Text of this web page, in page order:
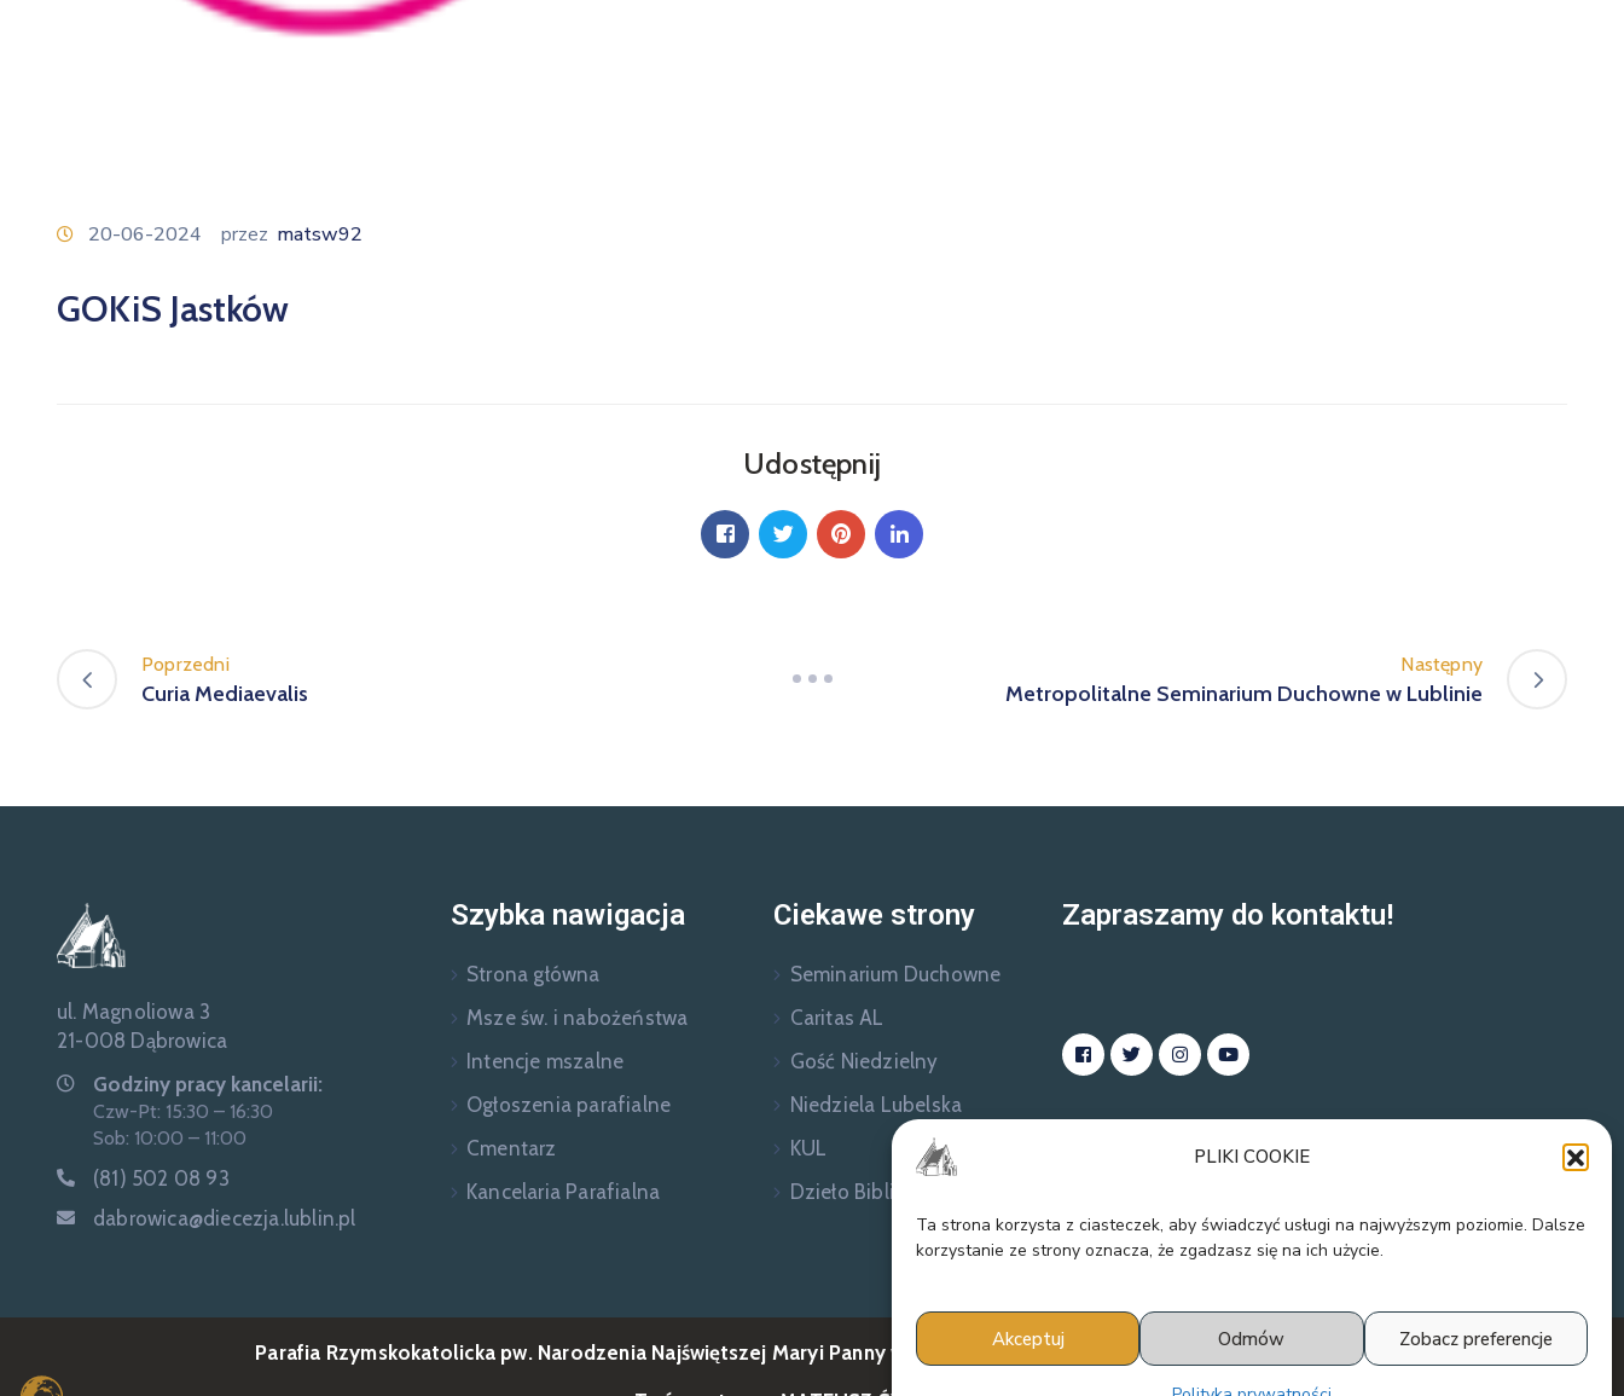
PLIKI COOKIE
Ta strona korzysta z ciasteczek, aby świadczyć usługi na najwyższym poziomie. Dalsze
korzystanie ze strony oznacza, że zgadzasz się na ich użycie.
Akceptuj Odmów Zobacz preferencje
20-06-2024 przez matsw92
GOKiS Jastków
Udostępnij
Poprzedni
Curia Mediaevalis
Następny
Metropolitalne Seminarium Duchowne w Lublinie
ul. Magnoliowa 3
21-008 Dąbrowica
Godziny pracy kancelarii:
Czw-Pt: 15:30 – 16:30
Sob: 10:00 – 11:00
(81) 502 08 93
dabrowica@diecezja.lublin.pl
Szybka nawigacja
Strona główna
Msze św. i nabożeństwa
Intencje mszalne
Ogłoszenia parafialne
Cmentarz
Kancelaria Parafialna
Ciekawe strony
Seminarium Duchowne
Caritas AL
Gość Niedzielny
Niedziela Lubelska
KUL
Dzieło Biblijne
Zapraszamy do kontaktu!
Parafia Rzymskokatolicka pw. Narodzenia Najświętszej Maryi Panny w Dąbrowicy © 2024 Wszelkie prawa zastrzeżone.